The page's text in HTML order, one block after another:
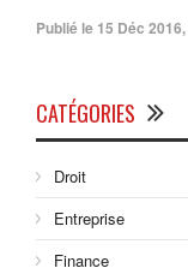
Publié le 15 Déc 2016,
CATÉGORIES
Droit
Entreprise
Finance